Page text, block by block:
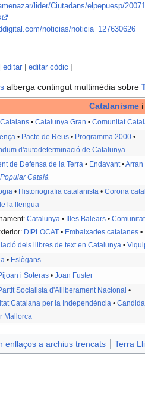
lider/Ciutadans/elpepuesp/20071
noticias/noticia_127630626
[ editar |editar còdic ]
alberga contingut multimèdia sobre
Catalanismei
•Catalunya Gran •Comunitat
• Pacte de Reus • Programma 2000 •
d'autodeterminació de Catalunya
de Defensa de la Terra • Endavant•Arran
Català
• Historiografia catalanista •Corona
la llengua
Catalunya • Illes Balears‎‎ •
DIPLOCAT • Embaixades catalanes •
dels llibres de text en Catalunya •
• Eslògans
i Soteras •Joan Fuster
Socialista d'Alliberament Nacional •
Catalana per la Independència •
Mallorca
enllaços a archius trencats Terra